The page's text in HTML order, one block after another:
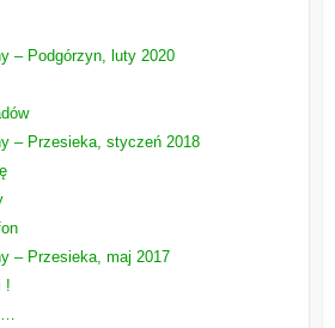
– Podgórzyn, luty 2020
– Przesieka, styczeń 2018
– Przesieka, maj 2017
!
…